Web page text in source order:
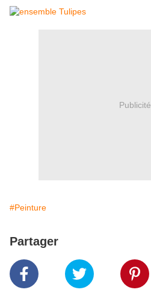
Publicité
#Peinture
Partager